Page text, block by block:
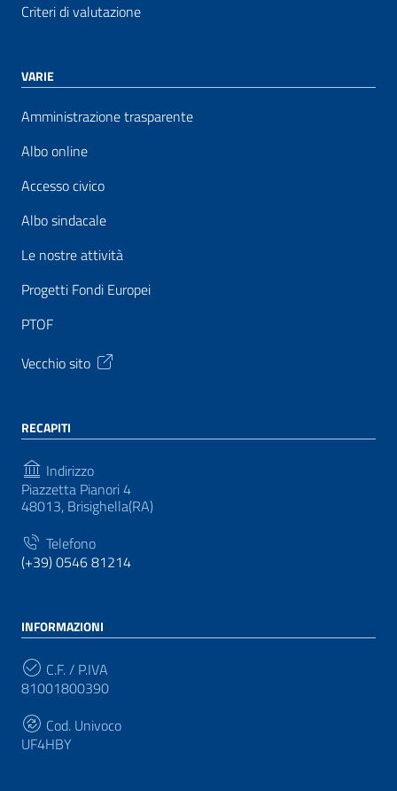
Criteri di valutazione
VARIE
Amministrazione trasparente
Albo online
Accesso civico
Albo sindacale
Le nostre attività
Progetti Fondi Europei
PTOF
Vecchio sito
RECAPITI
Indirizzo
Piazzetta Pianori 4
48013, Brisighella(RA)
Telefono
(+39) 0546 81214
INFORMAZIONI
C.F. / P.IVA
81001800390
Cod. Univoco
UF4HBY